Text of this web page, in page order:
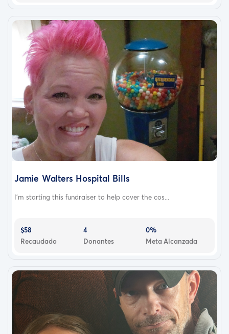
Jamie Walters Hospital Bills
I’m starting this fundraiser to help cover the cos...
$58
Recaudado
4
Donantes
0%
Meta Alcanzada